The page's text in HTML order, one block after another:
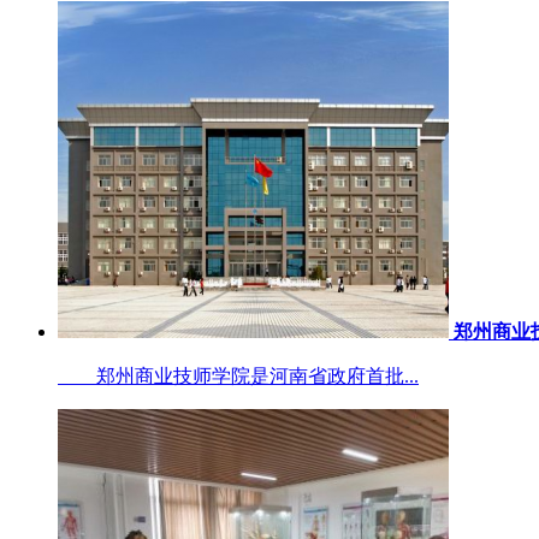
郑州商业
郑州商业技师学院是河南省政府首批...